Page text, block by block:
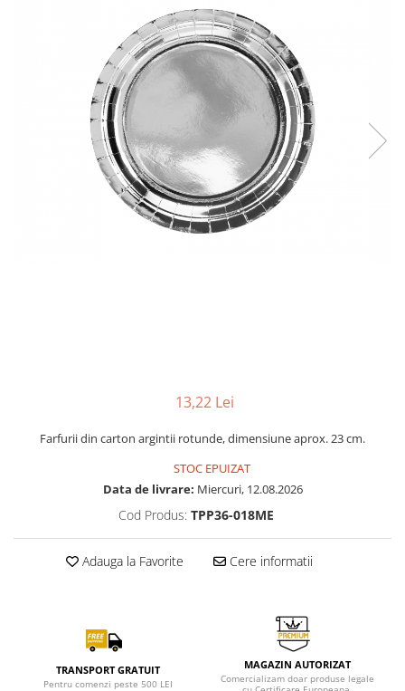
13,22 Lei
Farfurii din carton argintii rotunde, dimensiune aprox. 23 cm.
STOC EPUIZAT
Data de livrare: Miercuri, 12.08.2026
Cod Produs: TPP36-018ME
Adauga la Favorite Cere informatii
TRANSPORT GRATUIT
Pentru comenzi peste 500 LEI
MAGAZIN AUTORIZAT
Comercializam doar produse legale